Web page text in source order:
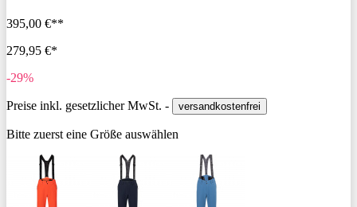
395,00 €**
279,95 €*
-29%
Preise inkl. gesetzlicher MwSt. - versandkostenfrei
Bitte zuerst eine Größe auswählen